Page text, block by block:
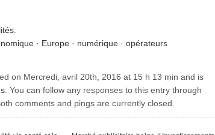
.
· Europe · numérique · opérateurs
on Mercredi, avril 20th, 2016 at 15 h 13 min and is
. You can follow any responses to this entry through
comments and pings are currently closed.